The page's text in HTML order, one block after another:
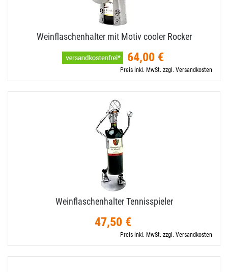
Weinflaschenhalter mit Motiv cooler Rocker
64,00 €
Preis inkl. MwSt. zzgl. Versandkosten
Weinflaschenhalter Tennisspieler
47,50 €
Preis inkl. MwSt. zzgl. Versandkosten